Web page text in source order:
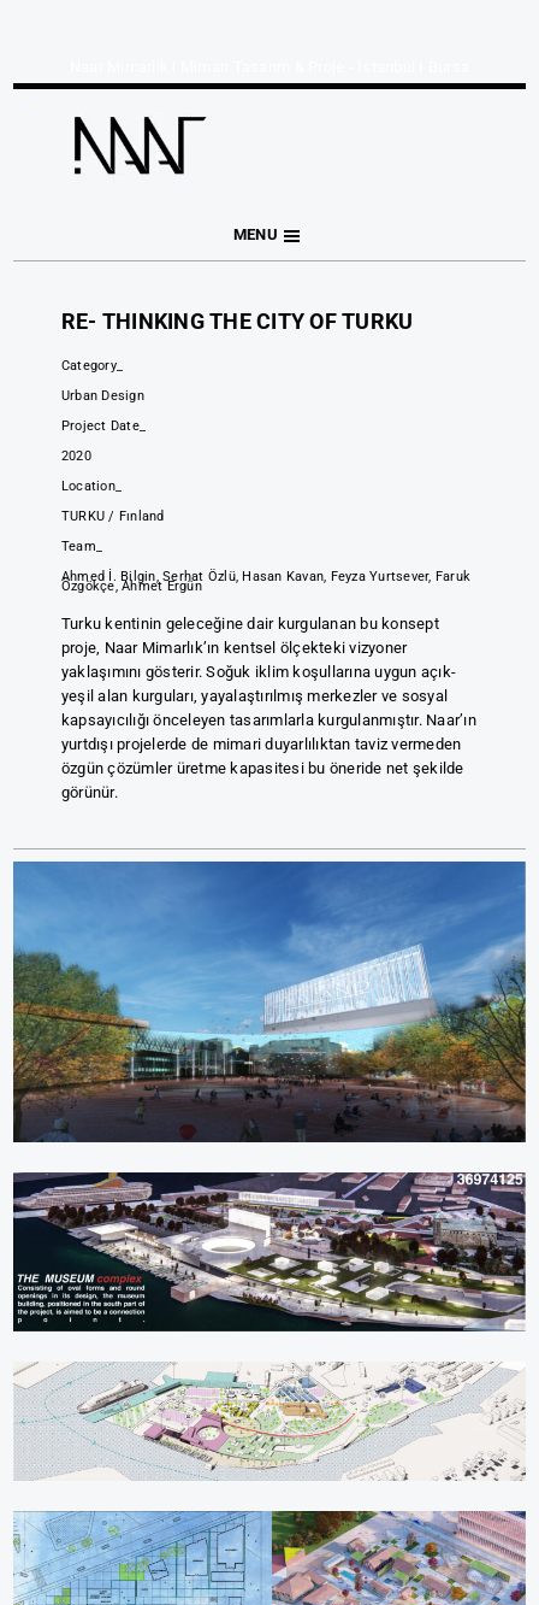
MENU
RE- THINKING THE CITY OF TURKU
Category_
Urban Design
Project Date_
2020
Location_
TURKU / Fınland
Team_
Ahmed İ. Bilgin, Serhat Özlü, Hasan Kavan, Feyza Yurtsever, Faruk
Özgökçe, Ahmet Ergün
Turku kentinin geleceğine dair kurgulanan bu konsept
proje, Naar Mimarlık’ın kentsel ölçekteki vizyoner
yaklaşımını gösterir. Soğuk iklim koşullarına uygun açık-
yeşil alan kurguları, yayalaştırılmış merkezler ve sosyal
kapsayıcılığı önceleyen tasarımlarla kurgulanmıştır. Naar’ın
yurtdışı projelerde de mimari duyarlılıktan taviz vermeden
özgün çözümler üretme kapasitesi bu öneride net şekilde
görünür.